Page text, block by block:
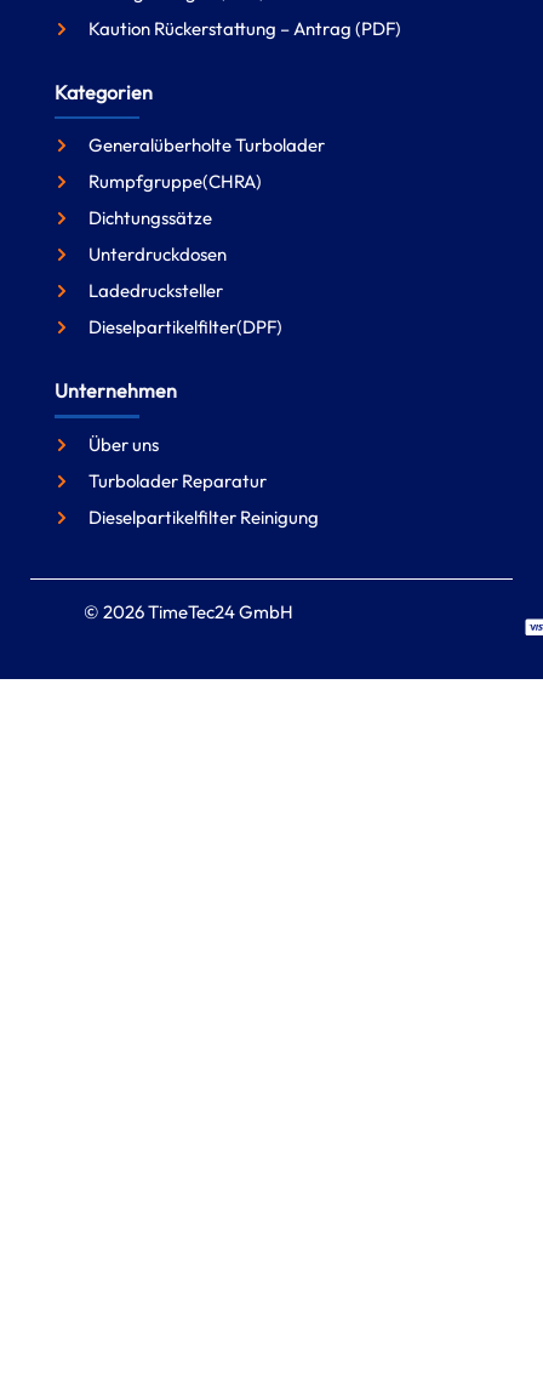
Kaution Rückerstattung – Antrag (PDF)
Kategorien
Generalüberholte Turbolader
Rumpfgruppe(CHRA)
Dichtungssätze
Unterdruckdosen
Ladedrucksteller
Dieselpartikelfilter(DPF)
Unternehmen
Über uns
Turbolader Reparatur
Dieselpartikelfilter Reinigung
© 2026 TimeTec24 GmbH